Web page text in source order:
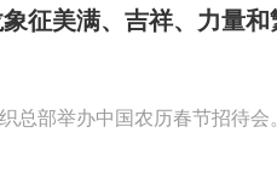
征美满、吉祥、力量和
部举办中国农历春节招待会。